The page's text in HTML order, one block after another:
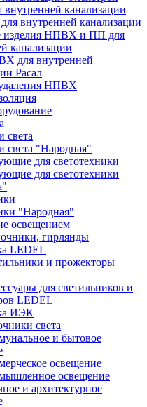
внутренней канализации
внутренней канализации
изделия НПВХ и ПП для
канализации
для внутренней
Расал
НПВХ
света
света "Народная"
для светотехники
для светотехники
"Народная"
освещением
гирлянды
LEDEL
и прожекторы
для светильников и
LEDEL
ИЭК
света
и бытовое
освещение
освещение
и архитектурное